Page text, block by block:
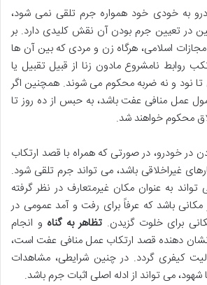
به خودی خود همواره جرم تلقی نمی شود،
در تعیین جرم بودن آن نقش کلیدی دارد. بر
۶۳۷ قانون مجازات اسلامی، هرگاه زن و مردی که بین آن ها
روابط نامشروع مادون زنا از قبیل تقبیل یا
نود و نه ضربه محکوم می شوند. همچنین اگر
عمل منافی عفت باشد، به حبس از ده روز تا
در خودرو، در صورتی که همراه با قصد ارتکاب
غیراخلاقی باشد، می تواند جرم تلقی شود.
تواند به عنوان مکان غیرمتعارف در نظر گرفته
باشد که عرفاً برای رفت و آمد عمومی در
برای خلوت گزیدن. تظاهر به گناه و انجام
دهنده قصد ارتکاب عمل منافی عفت است،
کیفری گردد. در چنین شرایطی، مشاهدات
شهود، می تواند از ادله اصلی اثبات جرم باشد.